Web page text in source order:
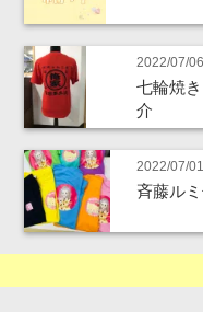
2022/07/06
七輪焼
介
2022/07/01
斉藤ル